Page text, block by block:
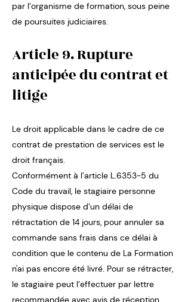
par l’organisme de formation, sous peine
de poursuites judiciaires.
Article 9. Rupture
anticipée du contrat et
litige
Le droit applicable dans le cadre de ce
contrat de prestation de services est le
droit français.
Conformément à l’article L.6353-5 du
Code du travail, le stagiaire personne
physique dispose d’un délai de
rétractation de 14 jours, pour annuler sa
commande sans frais dans ce délai à
condition que le contenu de La Formation
n'ai pas encore été livré. Pour se rétracter,
le stagiaire peut l’effectuer par lettre
recommandée avec avis de réception,